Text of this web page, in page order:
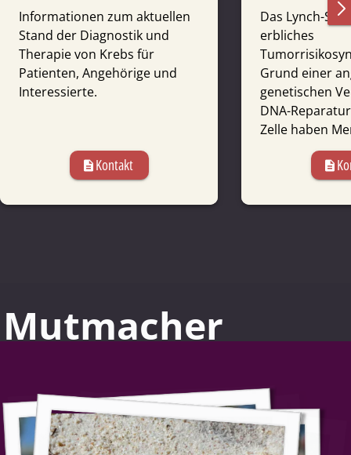
Informationen zum aktuellen
Stand der Diagnostik und
Therapie von Krebs für
Patienten, Angehörige und
Interessierte.
description Kontakt
Das Lynch-
erbliches
Grund einer
genetischen
DNA-
Zelle haben
description
Mutmacher